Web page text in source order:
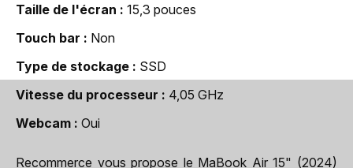
Taille de l'écran
15,3 pouces
Touch bar
Non
Type de stockage
SSD
Vitesse du processeur
4,05 GHz
Webcam
Oui
Recommerce vous propose le MaBook Air 15" (2024)